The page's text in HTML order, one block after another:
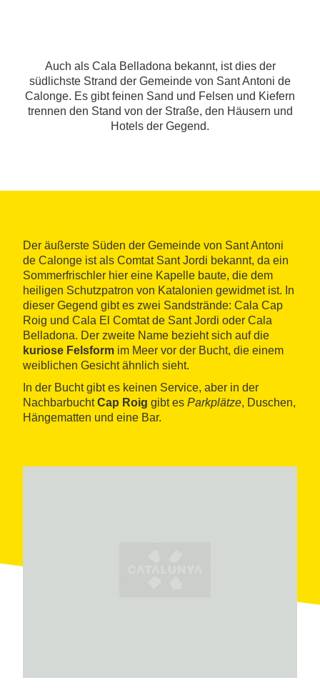
Auch als Cala Belladona bekannt, ist dies der
südlichste Strand der Gemeinde von Sant Antoni de
Calonge. Es gibt feinen Sand und Felsen und Kiefern
trennen den Stand von der Straße, den Häusern und
Hotels der Gegend.
Der äußerste Süden der Gemeinde von Sant Antoni
de Calonge ist als Comtat Sant Jordi bekannt, da ein
Sommerfrischler hier eine Kapelle baute, die dem
heiligen Schutzpatron von Katalonien gewidmet ist. In
dieser Gegend gibt es zwei Sandstrände: Cala Cap
Roig und Cala El Comtat de Sant Jordi oder Cala
Belladona. Der zweite Name bezieht sich auf die
kuriose Felsform im Meer vor der Bucht, die einem
weiblichen Gesicht ähnlich sieht.
In der Bucht gibt es keinen Service, aber in der
NachbarbuchtCap Roig gibt es Parkplätze, Duschen,
Hängematten und eine Bar.